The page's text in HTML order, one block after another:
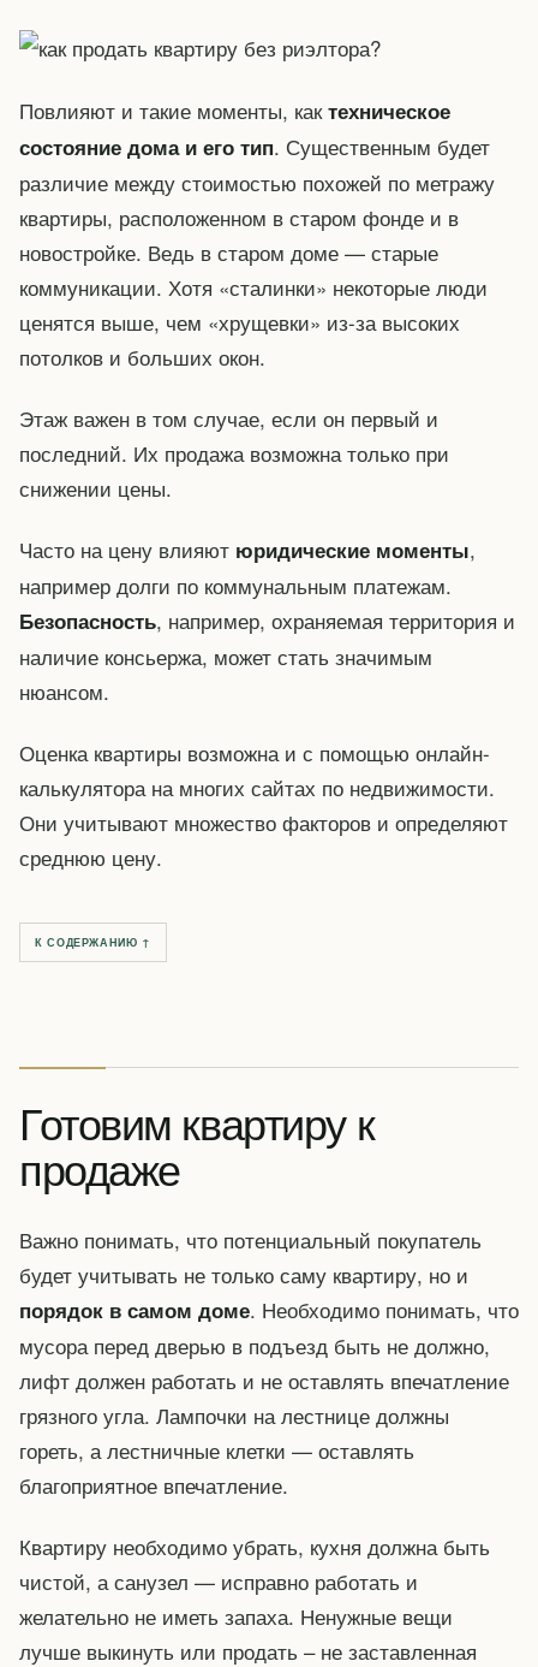
Повлияют и такие моменты, кактехническое
состояние дома и его тип. Существенным будет
различие между стоимостью похожей по метражу
квартиры, расположенном в старом фонде и в
новостройке. Ведь в старом доме — старые
коммуникации. Хотя «сталинки» некоторые люди
ценятся выше, чем «хрущевки» из-за высоких
потолков и больших окон.
Этаж важен в том случае, если он первый и
последний. Их продажа возможна только при
снижении цены.
Часто на цену влияют юридические моменты,
например долги по коммунальным платежам.
Безопасность, например, охраняемая территория и
наличие консьержа, может стать значимым
нюансом.
Оценка квартиры возможна и с помощью онлайн-
калькулятора на многих сайтах по недвижимости.
Они учитывают множество факторов и определяют
среднюю цену.
К СОДЕРЖАНИЮ ↑
Готовим квартиру к
продаже
Важно понимать, что потенциальный покупатель
будет учитывать не только саму квартиру, но и
порядок в самом доме. Необходимо понимать, что
мусора перед дверью в подъезд быть не должно,
лифт должен работать и не оставлять впечатление
грязного угла. Лампочки на лестнице должны
гореть, а лестничные клетки — оставлять
благоприятное впечатление.
Квартиру необходимо убрать, кухня должна быть
чистой, а санузел — исправно работать и
желательно не иметь запаха. Ненужные вещи
лучше выкинуть или продать – не заставленная